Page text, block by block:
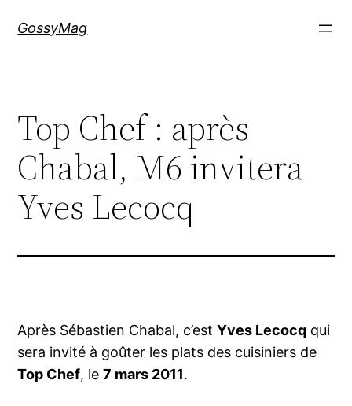
GossyMag
Top Chef : après
Chabal, M6 invitera
Yves Lecocq
Après Sébastien Chabal, c’estYves Lecocq qui
sera invité à goûter les plats des cuisiniers de
Top Chef, le7 mars 2011.